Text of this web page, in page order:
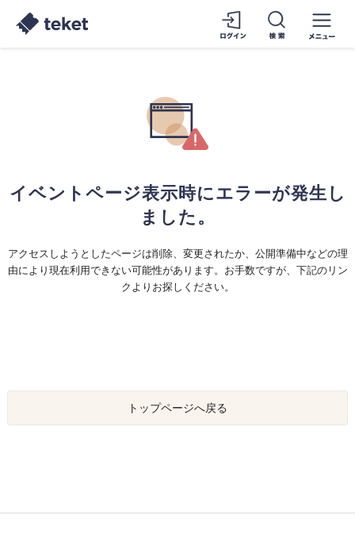
イベントページ表示時にエラーが発生し
ました。
アクセスしようとしたページは削除、変更されたか、公開準備中などの理
由により現在利用できない可能性があります。お手数ですが、下記のリン
クよりお探しください。
トップページへ戻る